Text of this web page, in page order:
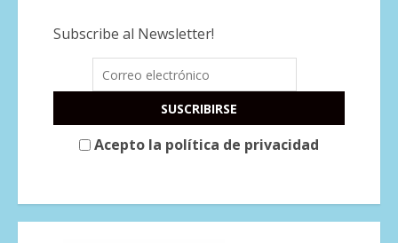
Subscribe al Newsletter!
Acepto la política de privacidad